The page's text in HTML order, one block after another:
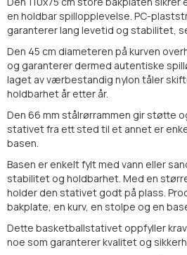
en holdbar spillopplevelse. PC-
garanterer lang levetid og stabilitet,
Den 45 cm diameteren på kurven
og garanterer dermed autentiske
laget av værbestandig nylon tåler
holdbarhet år etter år.
Den 66 mm stålrørrammen gir støtte
stativet fra ett sted til et annet er
basen.
Basen er enkelt fylt med vann eller
stabilitet og holdbarhet. Med en
holder den stativet godt på plass.
bakplate, en kurv, en stolpe og en
Dette basketballstativet oppfyller
noe som garanterer kvalitet og